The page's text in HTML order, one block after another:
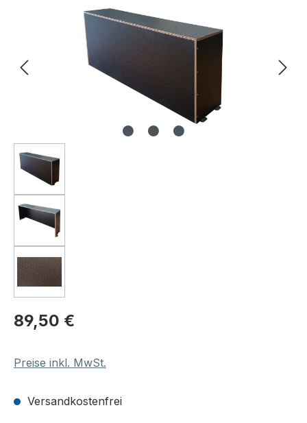
Regulärer Preis:
89,50 €
Preise inkl. MwSt.
Versandkostenfrei